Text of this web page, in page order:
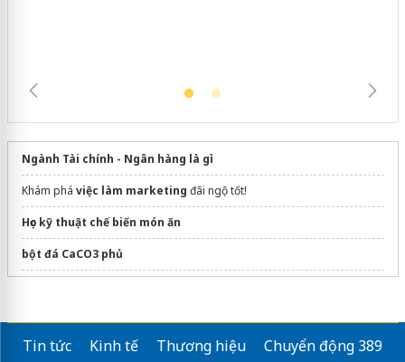
Ngành Tài chính - Ngân hàng là gì
Khám phá việc làm marketing đãi ngộ tốt!
Học kỹ thuật chế biến món ăn
bột đá CaCO3 phủ
xét học bạ ngành marketing
Tin tức Kinh tế Thương hiệu
Chuyển động 389